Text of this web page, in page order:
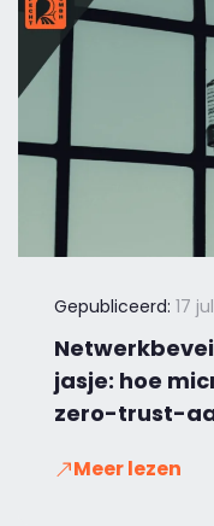
Gepubliceerd: 17
jasje: hoe
zero-trust-
Meer lezen